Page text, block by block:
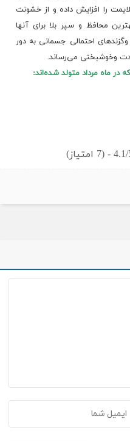
را افزایش‌ داده‌ و از خشونت‌
محافظ و سپر بلا برای‌ آنها
احتمالی‌ جسمانی‌ به‌ دور
وخوشبختی‌ می‌رساند.
در ماه‌ مرداد متولد شده‌اند:
- (7 امتیاز)